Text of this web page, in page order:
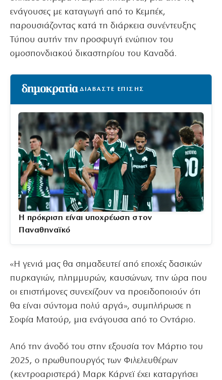
ενάγουσες με καταγωγή από το Κεμπέκ,
παρουσιάζοντας κατά τη διάρκεια συνέντευξης
Τύπου αυτήν την προσφυγή ενώπιον του
ομοσπονδιακού δικαστηρίου του Καναδά.
ΔΙΑΒΑΣΤΕ ΕΠΙΣΗΣ
Η πρόκριση είναι υποχρέωση στον
Παναθηναϊκό
«Η γενιά μας θα σημαδευτεί από εποχές δασικών
πυρκαγιών, πλημμυρών, καυσώνων, την ώρα που
οι επιστήμονες συνεχίζουν να προειδοποιούν ότι
θα είναι σύντομα πολύ αργά», συμπλήρωσε η
Σοφία Ματούρ, μια ενάγουσα από το Οντάριο.
Από την άνοδό του στην εξουσία τον Μάρτιο του
2025, ο πρωθυπουργός των Φιλελευθέρων
(κεντροαριστερά) Μαρκ Κάρνεϊ έχει καταργήσει